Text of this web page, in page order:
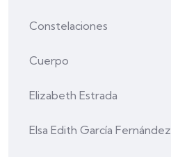
Constelaciones
Cuerpo
Elizabeth Estrada
Elsa Edith García Fernández